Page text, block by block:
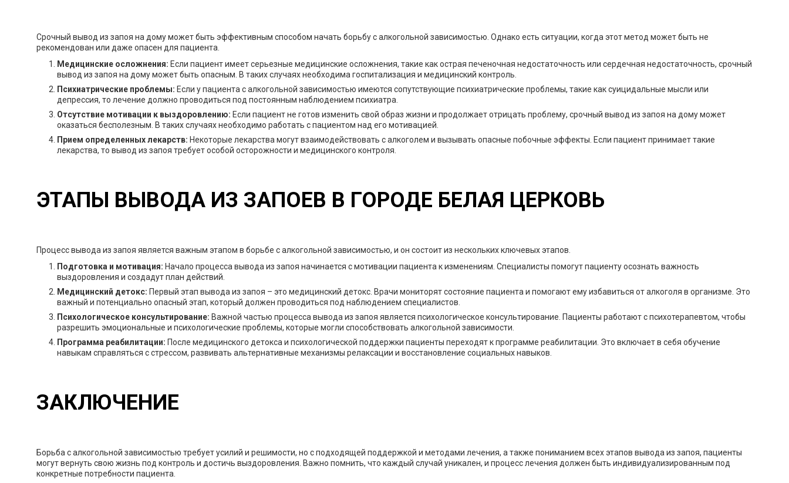
Срочный вывод из запоя на дому может быть эффективным способом начать борьбу с алкогольной зависимостью. Однако есть ситуации, когда этот метод может быть не
рекомендован или даже опасен для пациента.
Медицинские осложнения: Если пациент имеет серьезные медицинские осложнения, такие как острая печеночная недостаточность или сердечная недостаточность, срочный
вывод из запоя на дому может быть опасным. В таких случаях необходима госпитализация и медицинский контроль.
Психиатрические проблемы: Если у пациента с алкогольной зависимостью имеются сопутствующие психиатрические проблемы, такие как суицидальные мысли или
депрессия, то лечение должно проводиться под постоянным наблюдением психиатра.
Отсутствие мотивации к выздоровлению: Если пациент не готов изменить свой образ жизни и продолжает отрицать проблему, срочный вывод из запоя на дому может
оказаться бесполезным. В таких случаях необходимо работать с пациентом над его мотивацией.
Прием определенных лекарств: Некоторые лекарства могут взаимодействовать с алкоголем и вызывать опасные побочные эффекты. Если пациент принимает такие
лекарства, то вывод из запоя требует особой осторожности и медицинского контроля.
ЭТАПЫ ВЫВОДА ИЗ ЗАПОЕВ В ГОРОДЕ БЕЛАЯ ЦЕРКОВЬ
Процесс вывода из запоя является важным этапом в борьбе с алкогольной зависимостью, и он состоит из нескольких ключевых этапов.
Подготовка и мотивация: Начало процесса вывода из запоя начинается с мотивации пациента к изменениям. Специалисты помогут пациенту осознать важность
выздоровления и создадут план действий.
Медицинский детокс: Первый этап вывода из запоя – это медицинский детокс. Врачи мониторят состояние пациента и помогают ему избавиться от алкоголя в организме. Это
важный и потенциально опасный этап, который должен проводиться под наблюдением специалистов.
Психологическое консультирование: Важной частью процесса вывода из запоя является психологическое консультирование. Пациенты работают с психотерапевтом, чтобы
разрешить эмоциональные и психологические проблемы, которые могли способствовать алкогольной зависимости.
Программа реабилитации: После медицинского детокса и психологической поддержки пациенты переходят к программе реабилитации. Это включает в себя обучение
навыкам справляться с стрессом, развивать альтернативные механизмы релаксации и восстановление социальных навыков.
ЗАКЛЮЧЕНИЕ
Борьба с алкогольной зависимостью требует усилий и решимости, но с подходящей поддержкой и методами лечения, а также пониманием всех этапов вывода из запоя, пациенты
могут вернуть свою жизнь под контроль и достичь выздоровления. Важно помнить, что каждый случай уникален, и процесс лечения должен быть индивидуализированным под
конкретные потребности пациента.